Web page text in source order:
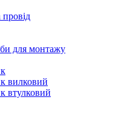
провід
для монтажу
вилковий
втулковий